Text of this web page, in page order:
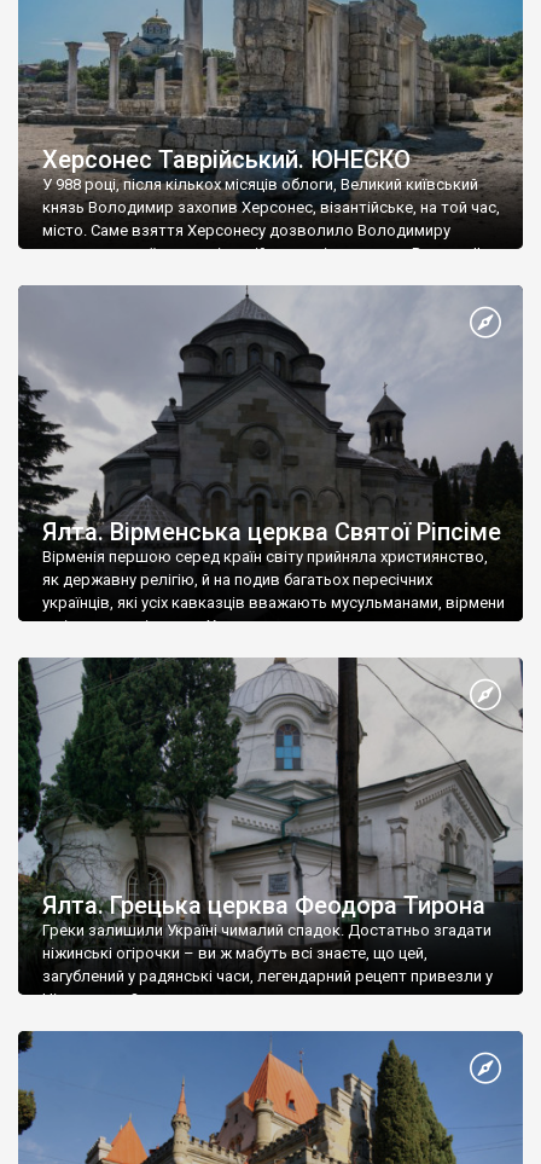
Херсонес Таврійський. ЮНЕСКО
У 988 році, після кількох місяців облоги, Великий київський
князь Володимир захопив Херсонес, візантійське, на той час,
місто. Саме взяття Херсонесу дозволило Володимиру
диктувати свої умови візантійському імператору Василю ІІ, та
Херсонесі Володимир-язичник, став Василем-християнином.
А потім було Хрещення Русі. На честь Херсонесу Таврійського
Ялта. Вірменська церква Святої Ріпсіме
Вірменія першою серед країн світу прийняла християнство,
як державну релігію, й на подив багатьох пересічних
українців, які усіх кавказців вважають мусульманами, вірмени
є відданими вірянами Христа
Ялта. Грецька церква Феодора Тирона
Греки залишили Україні чималий спадок. Достатньо згадати
ніжинські огірочки – ви ж мабуть всі знаєте, що цей,
загублений у радянські часи, легендарний рецепт привезли у
Ніжин греки?